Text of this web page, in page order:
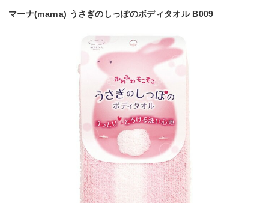
マーナ(marna) うさぎのしっぽのボディタオル B009